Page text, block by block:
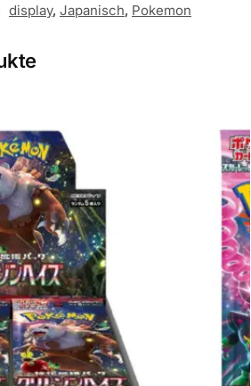
display, Japanisch, Pokemon